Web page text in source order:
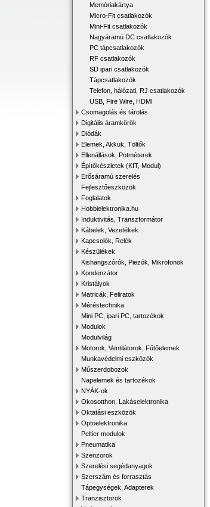
Memóriakártya
Micro-Fit csatlakozók
Mini-Fit csatlakozók
Nagyáramú DC csatlakozók
PC tápcsatlakozók
RF csatlakozók
SD ipari csatlakozók
Tápcsatlakozók
Telefon, hálózati, RJ csatlakozók
USB, Fire Wire, HDMI
Csomagolás és tárolás
Digitális áramkörök
Diódák
Elemek, Akkuk, Töltők
Ellenállások, Potméterek
Építőkészletek (KIT, Modul)
Erősáramú szerelés
Fejlesztőeszközök
Foglalatok
Hobbielektronika.hu
Induktivitás, Transzformátor
Kábelek, Vezetékek
Kapcsolók, Relék
Készülékek
Kishangszórók, Piezók, Mikrofonok
Kondenzátor
Kristályok
Matricák, Feliratok
Méréstechnika
Mini PC, ipari PC, tartozékok
Modulok
Modulvilág
Motorok, Ventilátorok, Fűtőelemek
Munkavédelmi eszközök
Műszerdobozok
Napelemek és tartozékok
NYÁK-ok
Okosotthon, Lakáselektronika
Oktatási eszközök
Optoelektronika
Peltier modulok
Pneumatika
Szenzorok
Szerelési segédanyagok
Szerszám és forrasztás
Tápegységek, Adapterek
Tranzisztorok